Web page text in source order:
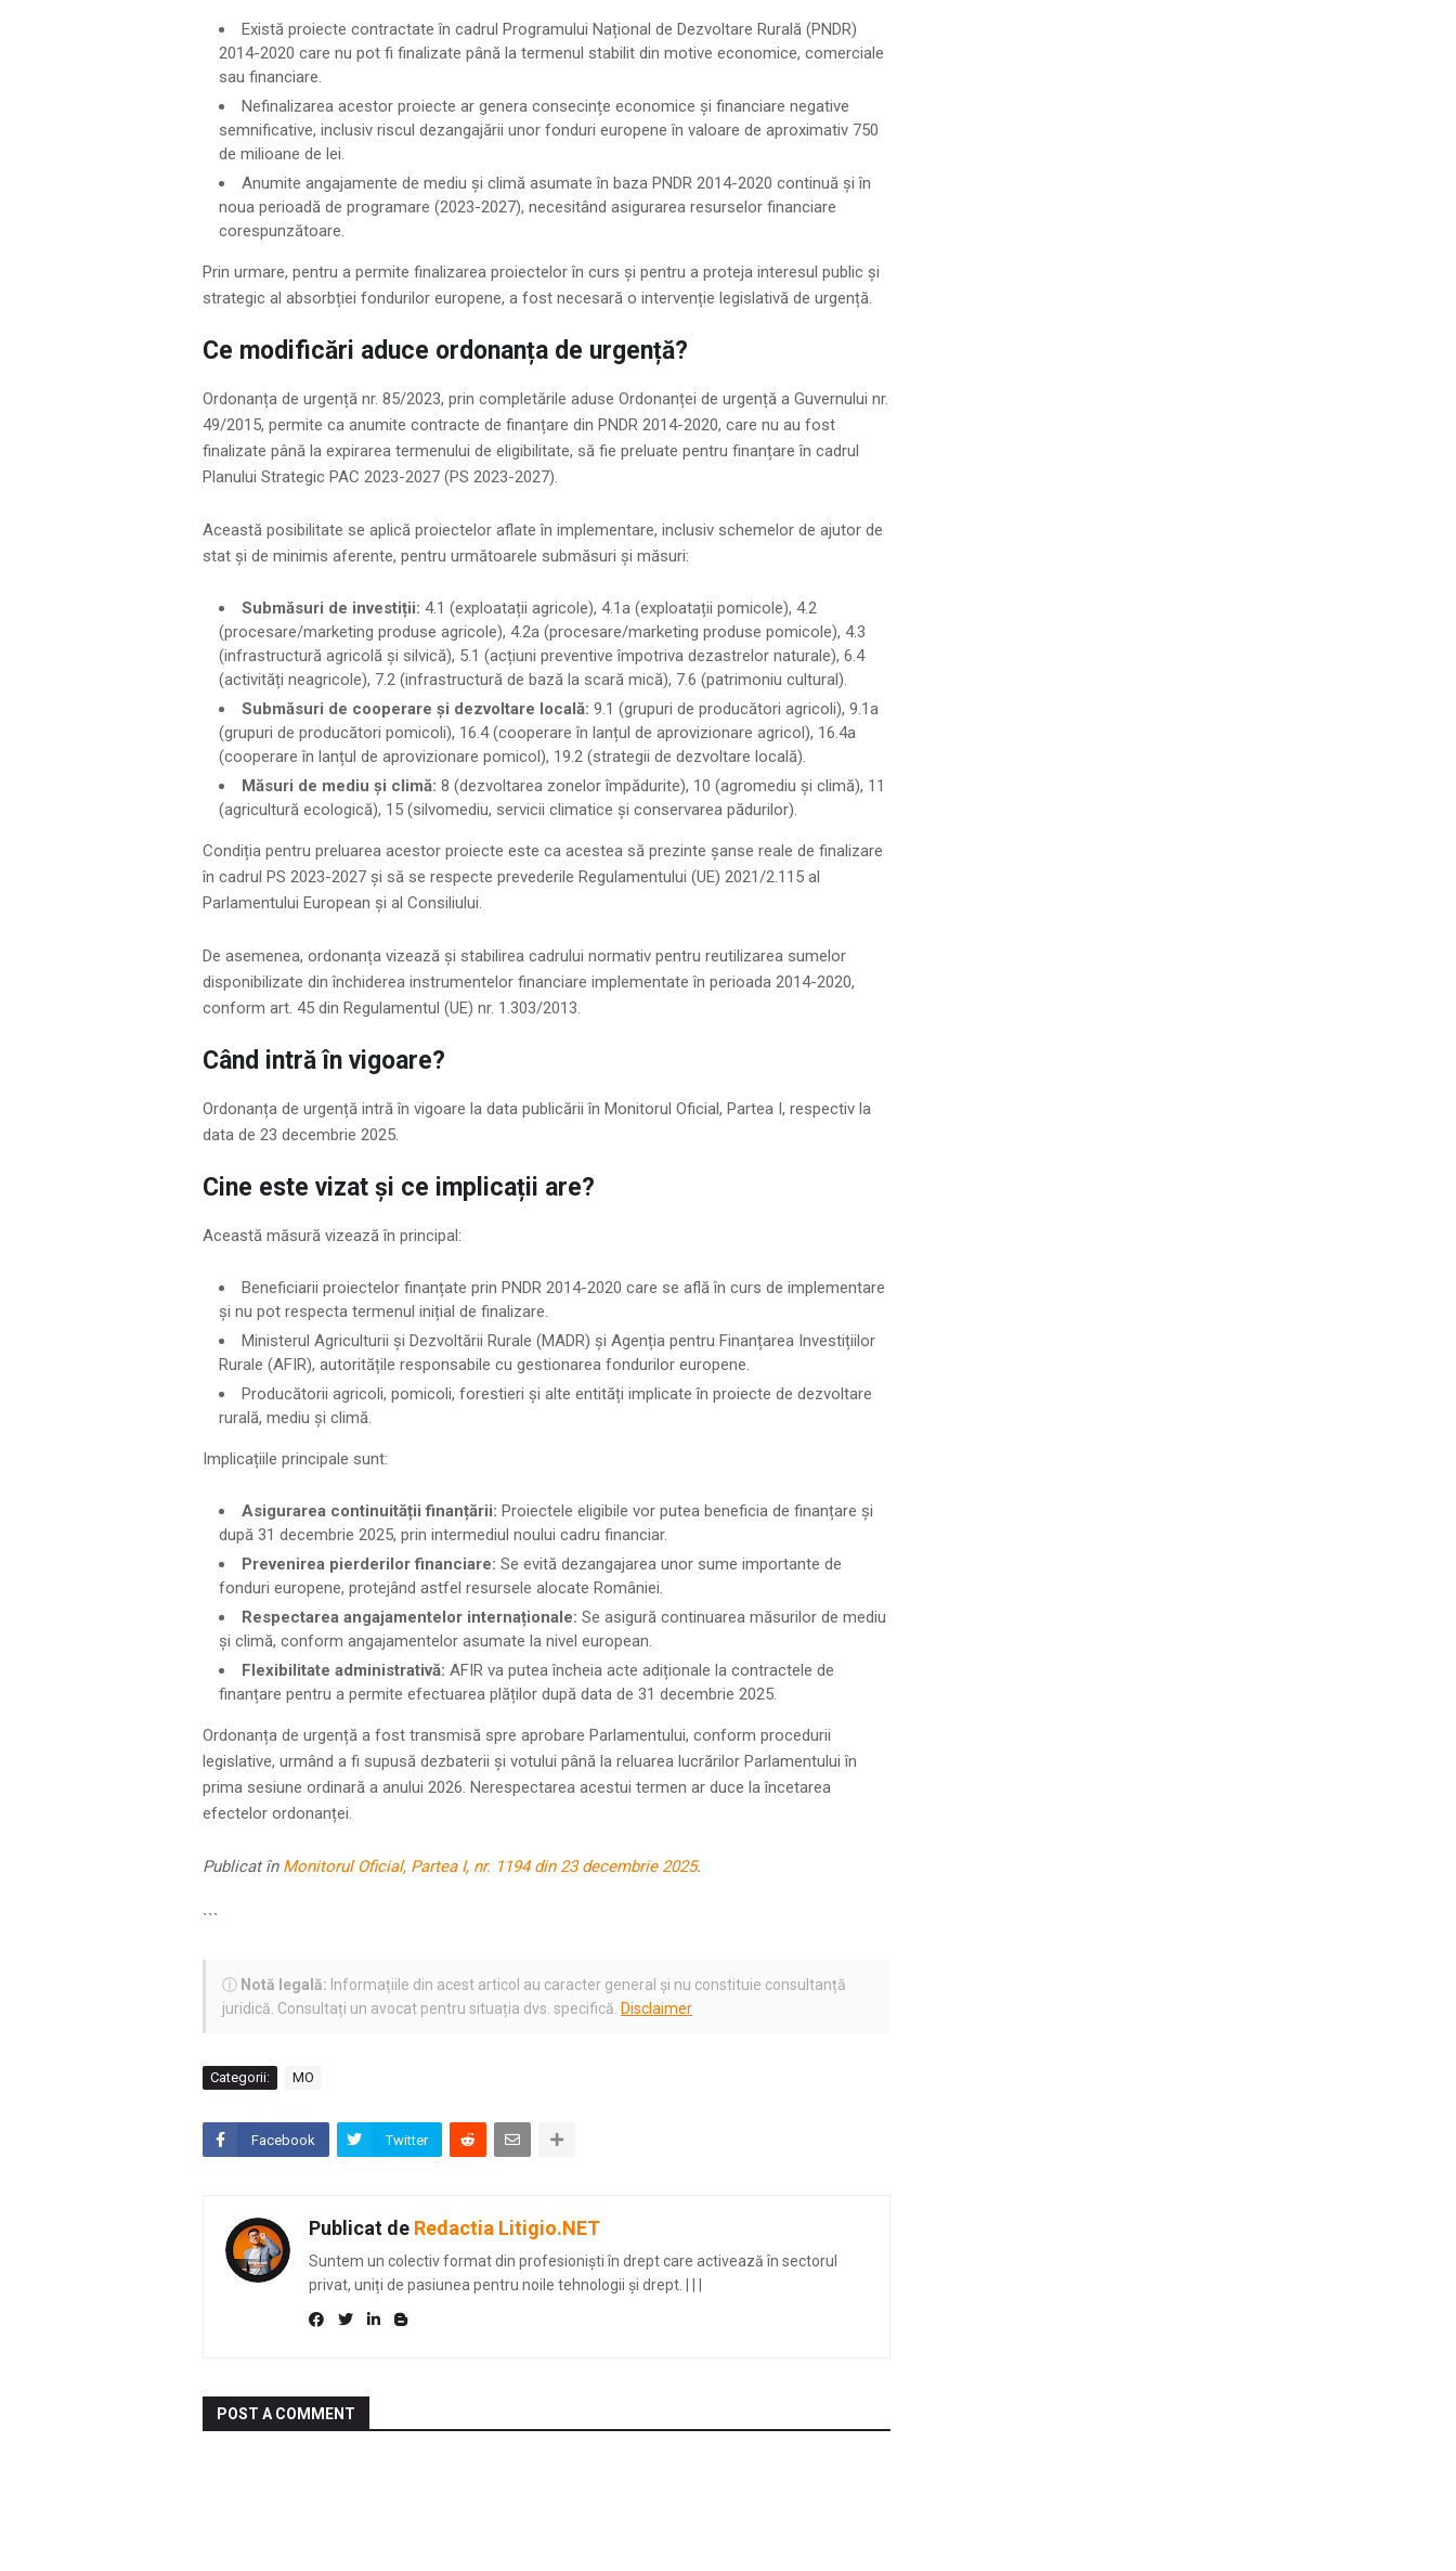
Există proiecte contractate în cadrul Programului Național de Dezvoltare Rurală (PNDR)
2014-2020 care nu pot fi finalizate până la termenul stabilit din motive economice, comerciale
sau financiare.
Nefinalizarea acestor proiecte ar genera consecințe economice și financiare negative
semnificative, inclusiv riscul dezangajării unor fonduri europene în valoare de aproximativ 750
de milioane de lei.
Anumite angajamente de mediu și climă asumate în baza PNDR 2014-2020 continuă și în
noua perioadă de programare (2023-2027), necesitând asigurarea resurselor financiare
corespunzătoare.
Prin urmare, pentru a permite finalizarea proiectelor în curs și pentru a proteja interesul public și
strategic al absorbției fondurilor europene, a fost necesară o intervenție legislativă de urgență.
Ce modificări aduce ordonanța de urgență?
Ordonanța de urgență nr. 85/2023, prin completările aduse Ordonanței de urgență a Guvernului nr.
49/2015, permite ca anumite contracte de finanțare din PNDR 2014-2020, care nu au fost
finalizate până la expirarea termenului de eligibilitate, să fie preluate pentru finanțare în cadrul
Planului Strategic PAC 2023-2027 (PS 2023-2027).
Această posibilitate se aplică proiectelor aflate în implementare, inclusiv schemelor de ajutor de
stat și de minimis aferente, pentru următoarele submăsuri și măsuri:
Submăsuri de investiții: 4.1 (exploatații agricole), 4.1a (exploatații pomicole), 4.2
(procesare/marketing produse agricole), 4.2a (procesare/marketing produse pomicole), 4.3
(infrastructură agricolă și silvică), 5.1 (acțiuni preventive împotriva dezastrelor naturale), 6.4
(activități neagricole), 7.2 (infrastructură de bază la scară mică), 7.6 (patrimoniu cultural).
Submăsuri de cooperare și dezvoltare locală: 9.1 (grupuri de producători agricoli), 9.1a
(grupuri de producători pomicoli), 16.4 (cooperare în lanțul de aprovizionare agricol), 16.4a
(cooperare în lanțul de aprovizionare pomicol), 19.2 (strategii de dezvoltare locală).
Măsuri de mediu și climă: 8 (dezvoltarea zonelor împădurite), 10 (agromediu și climă), 11
(agricultură ecologică), 15 (silvomediu, servicii climatice și conservarea pădurilor).
Condiția pentru preluarea acestor proiecte este ca acestea să prezinte șanse reale de finalizare
în cadrul PS 2023-2027 și să se respecte prevederile Regulamentului (UE) 2021/2.115 al
Parlamentului European și al Consiliului.
De asemenea, ordonanța vizează și stabilirea cadrului normativ pentru reutilizarea sumelor
disponibilizate din închiderea instrumentelor financiare implementate în perioada 2014-2020,
conform art. 45 din Regulamentul (UE) nr. 1.303/2013.
Când intră în vigoare?
Ordonanța de urgență intră în vigoare la data publicării în Monitorul Oficial, Partea I, respectiv la
data de 23 decembrie 2025.
Cine este vizat și ce implicații are?
Această măsură vizează în principal:
Beneficiarii proiectelor finanțate prin PNDR 2014-2020 care se află în curs de implementare
și nu pot respecta termenul inițial de finalizare.
Ministerul Agriculturii și Dezvoltării Rurale (MADR) și Agenția pentru Finanțarea Investițiilor
Rurale (AFIR), autoritățile responsabile cu gestionarea fondurilor europene.
Producătorii agricoli, pomicoli, forestieri și alte entități implicate în proiecte de dezvoltare
rurală, mediu și climă.
Implicațiile principale sunt:
Asigurarea continuității finanțării: Proiectele eligibile vor putea beneficia de finanțare și
după 31 decembrie 2025, prin intermediul noului cadru financiar.
Prevenirea pierderilor financiare: Se evită dezangajarea unor sume importante de
fonduri europene, protejând astfel resursele alocate României.
Respectarea angajamentelor internaționale: Se asigură continuarea măsurilor de mediu
și climă, conform angajamentelor asumate la nivel european.
Flexibilitate administrativă: AFIR va putea încheia acte adiționale la contractele de
finanțare pentru a permite efectuarea plăților după data de 31 decembrie 2025.
Ordonanța de urgență a fost transmisă spre aprobare Parlamentului, conform procedurii
legislative, urmând a fi supusă dezbaterii și votului până la reluarea lucrărilor Parlamentului în
prima sesiune ordinară a anului 2026. Nerespectarea acestui termen ar duce la încetarea
efectelor ordonanței.
Publicat în Monitorul Oficial, Partea I, nr. 1194 din 23 decembrie 2025.
```
ⓘ Notă legală: Informațiile din acest articol au caracter general și nu constituie consultanță
juridică. Consultați un avocat pentru situația dvs. specifică. Disclaimer
Categorii: MO
Facebook Twitter
Publicat de Redactia Litigio.NET
Suntem un colectiv format din profesioniști în drept care activează în sectorul
privat, uniți de pasiunea pentru noile tehnologii și drept.
POST A COMMENT